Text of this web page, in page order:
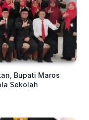
Bupati Maros
Sekolah